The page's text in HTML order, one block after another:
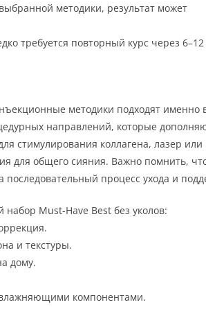
методики, результат может
требуется повторный курс через 6–12
методики подходят именно
направлений, которые
стимулирования коллагена, лазер или
для общего сияния. Важно помнить,
процесс ухода и
Must-Have Best без уколов:
и текстуры.
дому.
компонентами.